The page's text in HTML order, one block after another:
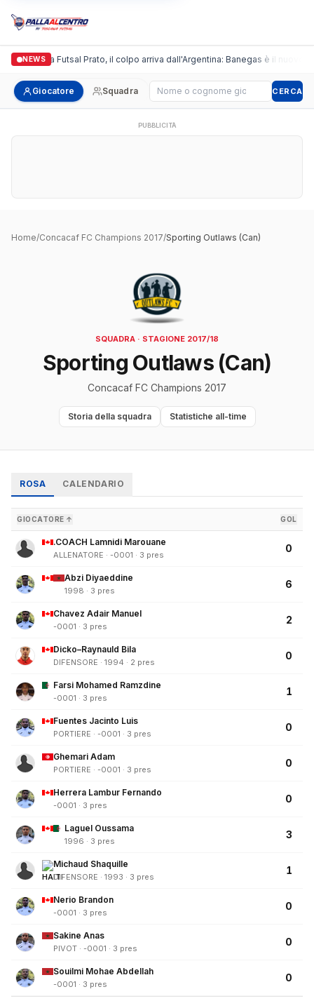
NEWS
Italgronda Futsal Prato, il colpo arriva dall'Argentina: Banegas è il nuovo
Giocatore Squadra Cerca giocatore CERCA
PUBBLICITÀ
Home/Concacaf FC Champions 2017/Sporting Outlaws (Can)
SQUADRA · STAGIONE 2017/18
Sporting Outlaws (Can)
Concacaf FC Champions 2017
Storia della squadra Statistiche all-time
ROSA CALENDARIO
GIOCATORE ↑ GOL
.COACH Lamnidi Marouane
ALLENATORE · -0001 · 3 pres
0
Abzi Diyaeddine
1998 · 3 pres
6
Chavez Adair Manuel
-0001 · 3 pres
2
Dicko–Raynauld Bila
DIFENSORE · 1994 · 2 pres
0
Farsi Mohamed Ramzdine
-0001 · 3 pres
1
Fuentes Jacinto Luis
PORTIERE · -0001 · 3 pres
0
Ghemari Adam
PORTIERE · -0001 · 3 pres
0
Herrera Lambur Fernando
-0001 · 3 pres
0
Laguel Oussama
1996 · 3 pres
3
Michaud Shaquille
DIFENSORE · 1993 · 3 pres
1
Nerio Brandon
-0001 · 3 pres
0
Sakine Anas
PIVOT · -0001 · 3 pres
0
Souilmi Mohae Abdellah
-0001 · 3 pres
0